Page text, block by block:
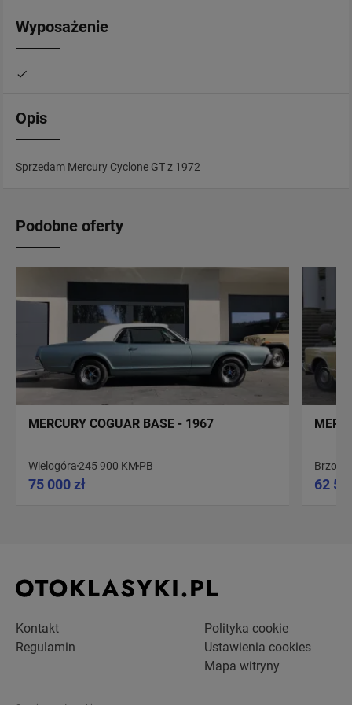
Wyposażenie
Opis
Sprzedam Mercury Cyclone GT z 1972
Podobne oferty
MERCURY COGUAR BASE - 1967
Wielogóra245 900 KM PB
75 000 zł
Brzoza
62
Kontakt
Regulamin
Polityka cookie
Ustawienia cookies
Mapa witryny